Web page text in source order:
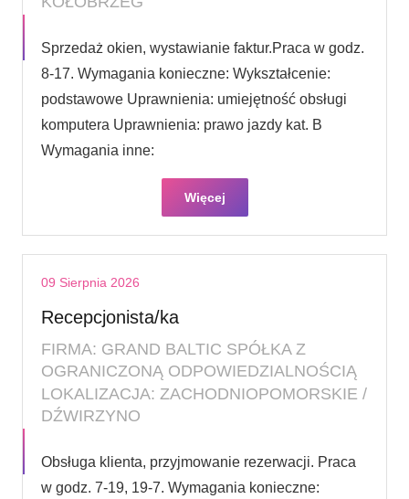
Sprzedaż okien, wystawianie faktur.Praca w godz.
8-17. Wymagania konieczne: Wykształcenie:
podstawowe Uprawnienia: umiejętność obsługi
komputera Uprawnienia: prawo jazdy kat. B
Wymagania inne:
Więcej
09 Sierpnia 2026
Recepcjonista/ka
FIRMA: GRAND BALTIC SPÓŁKA Z
OGRANICZONĄ ODPOWIEDZIALNOŚCIĄ
LOKALIZACJA: ZACHODNIOPOMORSKIE /
DŹWIRZYNO
Obsługa klienta, przyjmowanie rezerwacji. Praca
w godz. 7-19, 19-7. Wymagania konieczne: